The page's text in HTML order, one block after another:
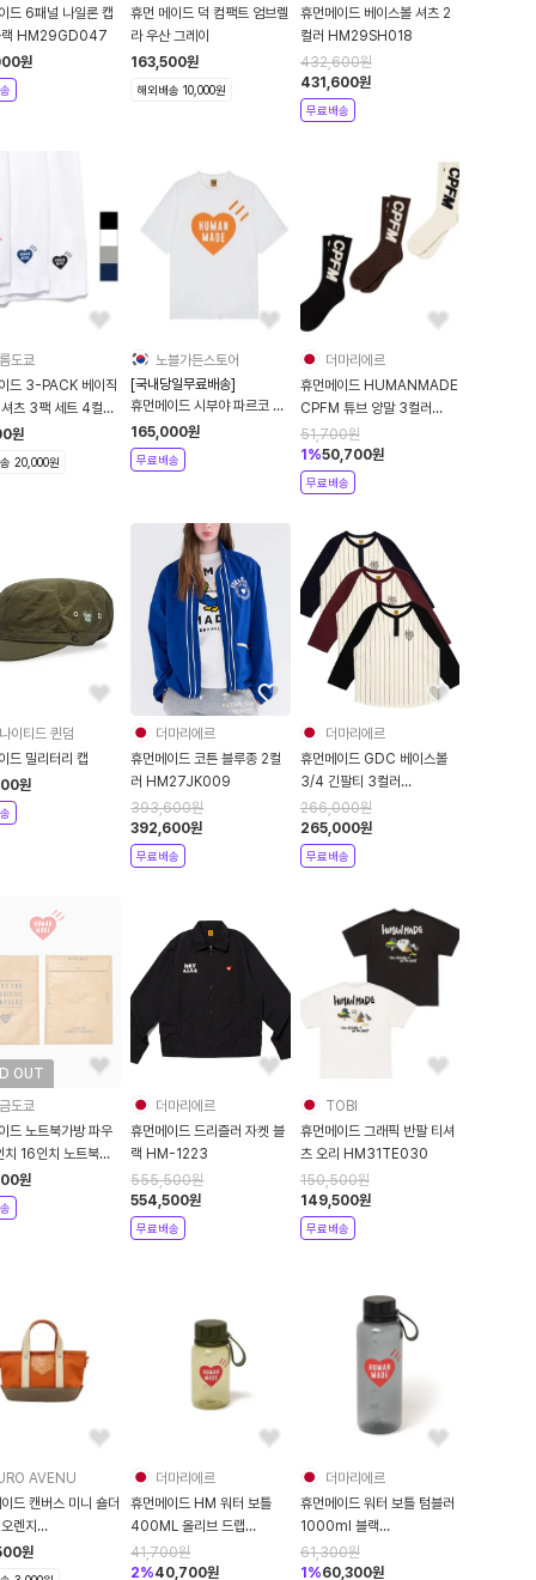
드 6패널 나일론 캡
랙 HM29GD047
원
휴먼 메이드 덕 컴팩트 엄브렐
라 우산 그레이
163,500원
해외배송 10,000원
휴먼메이드 베이스볼 셔츠 2
컬러 HM29SH018
432,600원
431,600원
무료배송
도쿄
드 3-PACK 베이직
츠 3팩 세트 4컬러
원
20,000원
노블가든스토어
[국내당일무료배송]
휴먼메이드 시부야 파르코 오
프라인 스토어 하트로고 티셔
츠 HM26TE022
165,000원
무료배송
더마리에르
휴먼메이드 HUMANMADE
CPFM 튜브 양말 3컬러
CP09GD003
51,700원
1 %50,700원
무료배송
이티드 퀸덤
드 밀리터리 캡
원
더마리에르
휴먼메이드 코튼 블루종 2컬
러 HM27JK009
393,600원
392,600원
무료배송
더마리에르
휴먼메이드 GDC 베이스볼
3/4 긴팔티 3컬러
XX26CS006
266,000원
265,000원
무료배송
OUT
도쿄
드 노트북가방 파우
치 16인치 노트북케
운원
더마리에르
휴먼메이드 드리즐러 자켓 블
랙 HM-1223
555,500원
554,500원
무료배송
TOBI
휴먼메이드 그래픽 반팔 티셔
츠 오리 HM31TE030
150,500원
149,500원
무료배송
AVENU
드 캔버스 미니 숄더
렌지
원
더마리에르
휴먼메이드 HM 워터 보틀
400ML 올리브 드랩
HM31GD165
41,700원
2%40,700원
더마리에르
휴먼메이드 워터 보틀 텀블러
1000ml 블랙
HM31GD167
61,300원
1%60,300원